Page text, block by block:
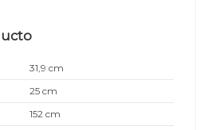
31,9 cm
25 cm
152 cm